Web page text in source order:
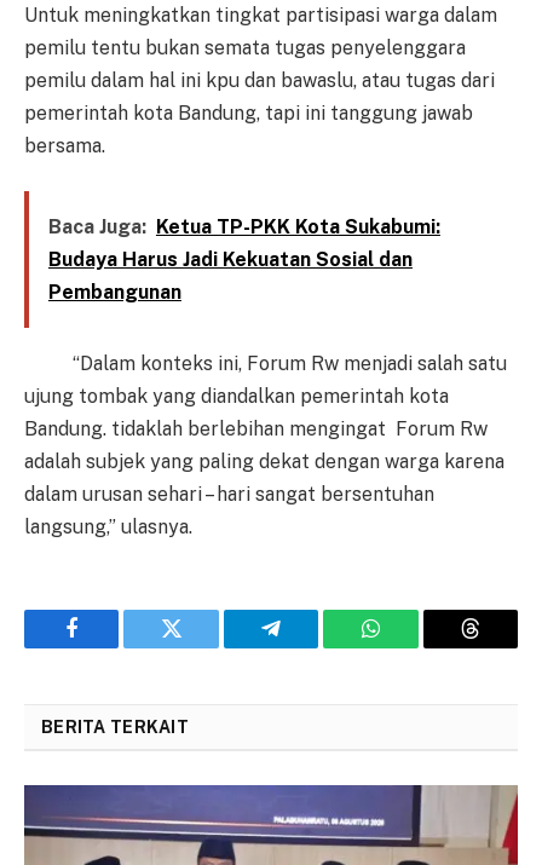
Untuk meningkatkan tingkat partisipasi warga dalam
pemilu tentu bukan semata tugas penyelenggara
pemilu dalam hal ini kpu dan bawaslu, atau tugas dari
pemerintah kota Bandung, tapi ini tanggung jawab
bersama.
Baca Juga: Ketua TP-PKK Kota Sukabumi:
Budaya Harus Jadi Kekuatan Sosial dan
Pembangunan
“Dalam konteks ini, Forum Rw menjadi salah satu
ujung tombak yang diandalkan pemerintah kota
Bandung. tidaklah berlebihan mengingat Forum Rw
adalah subjek yang paling dekat dengan warga karena
dalam urusan sehari – hari sangat bersentuhan
langsung,” ulasnya.
Facebook Twitter Telegram WhatsApp Threads
BERITA TERKAIT